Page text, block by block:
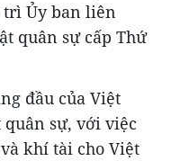
trì Ủy ban liên
quân sự cấp Thứ
đầu của Việt
sự, với việc
khí tài cho Việt